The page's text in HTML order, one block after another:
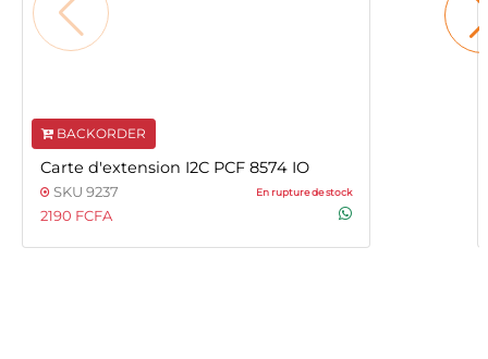
BACKORDER
Carte d'extension I2C PCF 8574 IO
SKU 9237 En rupture de stock
2190 FCFA